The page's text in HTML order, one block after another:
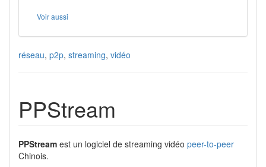
Voir aussi
réseau, p2p, streaming, vidéo
PPStream
PPStream est un logiciel de streaming vidéo peer-to-peer
Chinois.